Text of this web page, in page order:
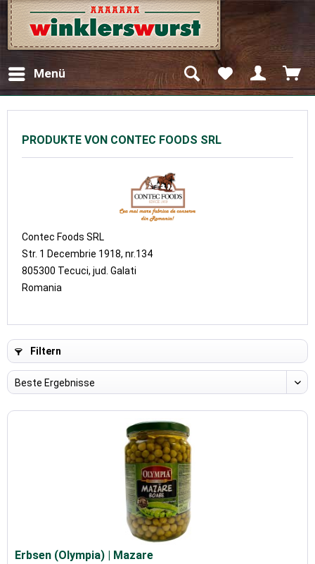
Menü
PRODUKTE VON CONTEC FOODS SRL
Contec Foods SRL
Str. 1 Decembrie 1918, nr.134
805300 Tecuci, jud. Galati
Romania
Filtern
Erbsen (Olympia) | Mazare